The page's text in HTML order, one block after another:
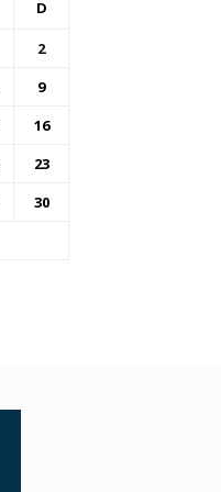
D
2
9
16
23
30